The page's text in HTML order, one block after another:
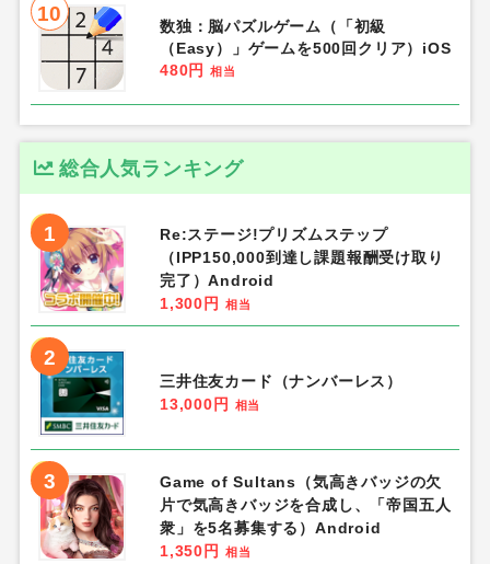
10
数独：脳パズルゲーム（「初級
（Easy）」ゲームを500回クリア）iOS
480円
相当
総合人気ランキング
1
Re:ステージ!プリズムステップ
（IPP150,000到達し課題報酬受け取り
完了）Android
1,300円
相当
2
三井住友カード（ナンバーレス）
13,000円
相当
3
Game of Sultans（気高きバッジの欠
片で気高きバッジを合成し、「帝国五人
衆」を5名募集する）Android
1,350円
相当